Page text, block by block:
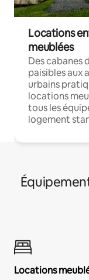
Locations
meublées
Des cabanes
paisibles aux
urbains
locations
tous les
logement
Locations